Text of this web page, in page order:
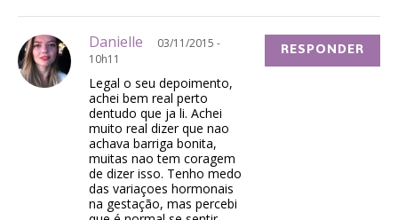
Danielle
03/11/2015 -
10h11
Legal o seu depoimento,
achei bem real perto
dentudo que ja li. Achei
muito real dizer que nao
achava barriga bonita,
muitas nao tem coragem
de dizer isso. Tenho medo
das variaçoes hormonais
na gestação, mas percebi
RESPONDER